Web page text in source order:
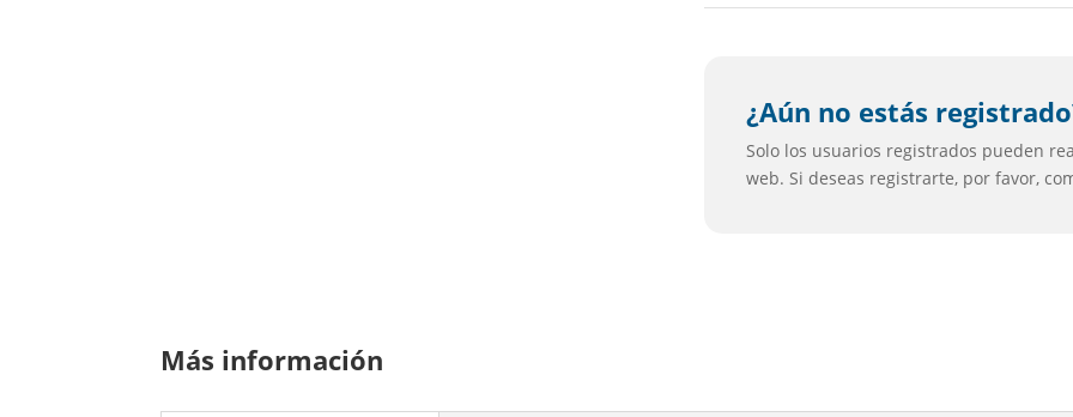
¿Aún no estás
Solo los usuarios registrados pueden
web. Si deseas registrarte, por favor,
Más información